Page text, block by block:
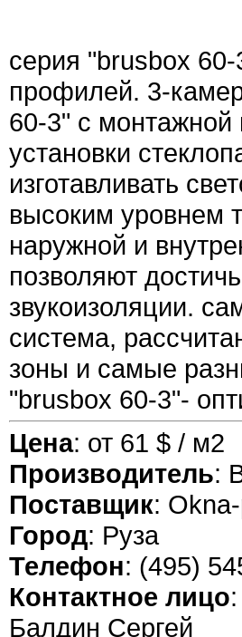
серия "brusbox
профилей. 3-
60-3" с
установки
изготавливать
высоким уровнем
наружной и
позволяют
звукоизоляции.
система,
зоны и самые
"brusbox 60-3"-
Цена: от 61 $ / м2
Производитель:
Поставщик:
Город: Руза
Телефон: (495)
Контактное лицо
Балдин Сергей